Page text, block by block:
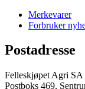
Merkevarer
Forbruker
Postadresse
Felleskjøpet Agri SA
Postboks 469,